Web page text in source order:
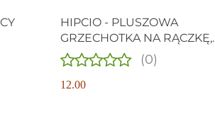
HIPCIO - PLUSZOWA
GRZECHOTKA NA RĄCZKĘ,
NÓŻKĘ ZAPINANA NA RZEP.
(0)
12.00